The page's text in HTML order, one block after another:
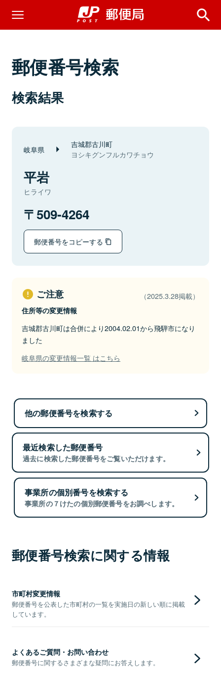
郵便番号検索
検索結果
岐阜県 吉城郡古川町
ヨシキグンフルカワチョウ
平岩
ヒライワ
509-4264
郵便番号をコピーする
ご注意 （2025.3.28掲載）
住所等の変更情報
吉城郡古川町は合併により2004.02.01から飛騨市になり
ました
岐阜県の変更情報一覧 はこちら
他の郵便番号を検索する
最近検索した郵便番号
過去に検索した郵便番号をご覧いただけます。
事業所の個別番号を検索する
事業所の７けたの個別郵便番号をお調べします。
郵便番号検索に関する情報
市町村変更情報
郵便番号を公表した市町村の一覧を実施日の新しい順に掲載
しています。
よくあるご質問・お問い合わせ
郵便番号に関するさまざまな疑問にお答えします。